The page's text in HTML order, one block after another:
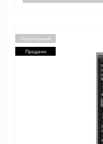
Популярный
Продано